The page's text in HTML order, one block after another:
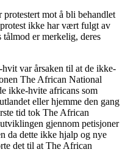
mot å bli behandlet
ikke har vært fulgt av
er merkelig, deres
var årsaken til at de ikke-
The African National
ikke-hvite africans som
eller hjemme den gang
tid tok The African
gjennom petisjoner
da dette ikke hjalp og nye
det til at The African